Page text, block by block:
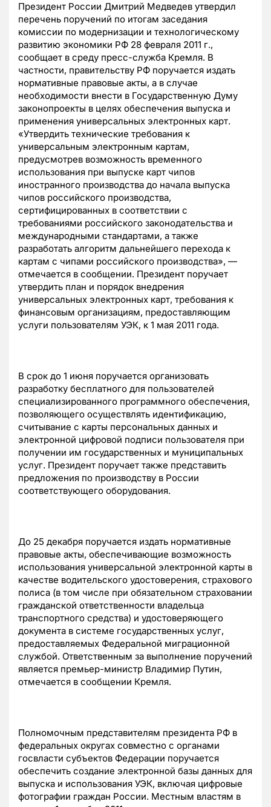
Президент России Дмитрий Медведев утвердил
перечень поручений по итогам заседания
комиссии по модернизации и технологическому
развитию экономики РФ 28 февраля 2011 г.,
сообщает в среду пресс-служба Кремля. В
частности, правительству РФ поручается издать
нормативные правовые акты, а в случае
необходимости внести в Государственную Думу
законопроекты в целях обеспечения выпуска и
применения универсальных электронных карт.
«Утвердить технические требования к
универсальным электронным картам,
предусмотрев возможность временного
использования при выпуске карт чипов
иностранного производства до начала выпуска
чипов российского производства,
сертифицированных в соответствии с
требованиями российского законодательства и
международными стандартами, а также
разработать алгоритм дальнейшего перехода к
картам с чипами российского производства», —
отмечается в сообщении. Президент поручает
утвердить план и порядок внедрения
универсальных электронных карт, требования к
финансовым организациям, предоставляющим
услуги пользователям УЭК, к 1 мая 2011 года.
В срок до 1 июня поручается организовать
разработку бесплатного для пользователей
специализированного программного обеспечения,
позволяющего осуществлять идентификацию,
считывание с карты персональных данных и
электронной цифровой подписи пользователя при
получении им государственных и муниципальных
услуг. Президент поручает также представить
предложения по производству в России
соответствующего оборудования.
До 25 декабря поручается издать нормативные
правовые акты, обеспечивающие возможность
использования универсальной электронной карты в
качестве водительского удостоверения, страхового
полиса (в том числе при обязательном страховании
гражданской ответственности владельца
транспортного средства) и удостоверяющего
документа в системе государственных услуг,
предоставляемых Федеральной миграционной
службой. Ответственным за выполнение поручений
является премьер-министр Владимир Путин,
отмечается в сообщении Кремля.
Полномочным представителям президента РФ в
федеральных округах совместно с органами
госвласти субъектов Федерации поручается
обеспечить создание электронной базы данных для
выпуска и использования УЭК, включая цифровые
фотографии граждан России. Местным властям в